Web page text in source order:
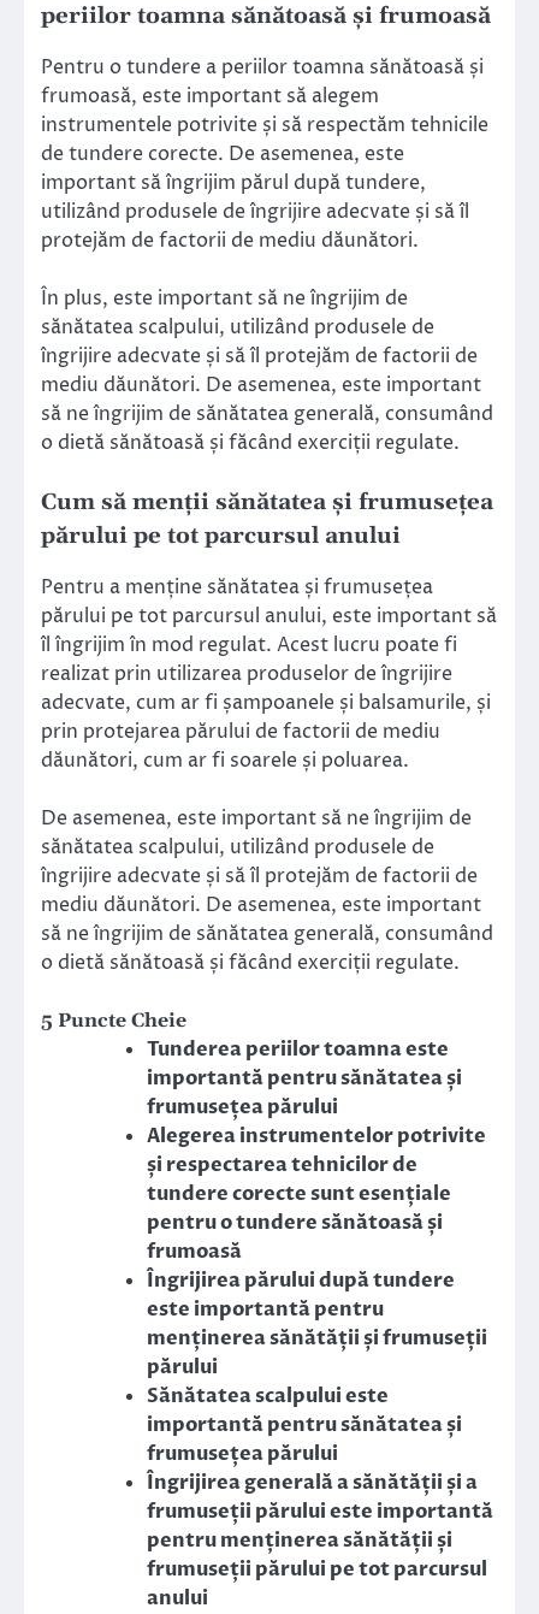
periilor toamna sănătoasă și frumoasă
Pentru o tundere a periilor toamna sănătoasă și
frumoasă, este important să alegem
instrumentele potrivite și să respectăm tehnicile
de tundere corecte. De asemenea, este
important să îngrijim părul după tundere,
utilizând produsele de îngrijire adecvate și să îl
protejăm de factorii de mediu dăunători.
În plus, este important să ne îngrijim de
sănătatea scalpului, utilizând produsele de
îngrijire adecvate și să îl protejăm de factorii de
mediu dăunători. De asemenea, este important
să ne îngrijim de sănătatea generală, consumând
o dietă sănătoasă și făcând exerciții regulate.
Cum să menții sănătatea și frumusețea
părului pe tot parcursul anului
Pentru a menține sănătatea și frumusețea
părului pe tot parcursul anului, este important să
îl îngrijim în mod regulat. Acest lucru poate fi
realizat prin utilizarea produselor de îngrijire
adecvate, cum ar fi șampoanele și balsamurile, și
prin protejarea părului de factorii de mediu
dăunători, cum ar fi soarele și poluarea.
De asemenea, este important să ne îngrijim de
sănătatea scalpului, utilizând produsele de
îngrijire adecvate și să îl protejăm de factorii de
mediu dăunători. De asemenea, este important
să ne îngrijim de sănătatea generală, consumând
o dietă sănătoasă și făcând exerciții regulate.
5 Puncte Cheie
Tunderea periilor toamna este
importantă pentru sănătatea și
frumusețea părului
Alegerea instrumentelor potrivite
și respectarea tehnicilor de
tundere corecte sunt esențiale
pentru o tundere sănătoasă și
frumoasă
Îngrijirea părului după tundere
este importantă pentru
menținerea sănătății și frumuseții
părului
Sănătatea scalpului este
importantă pentru sănătatea și
frumusețea părului
Îngrijirea generală a sănătății și a
frumuseții părului este importantă
pentru menținerea sănătății și
frumuseții părului pe tot parcursul
anului